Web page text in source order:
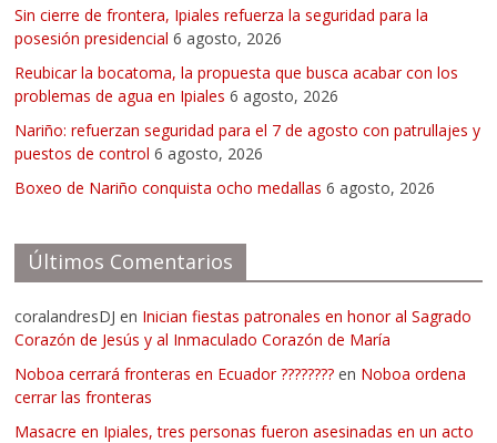
Sin cierre de frontera, Ipiales refuerza la seguridad para la
posesión presidencial 6 agosto, 2026
Reubicar la bocatoma, la propuesta que busca acabar con los
problemas de agua en Ipiales 6 agosto, 2026
Nariño: refuerzan seguridad para el 7 de agosto con patrullajes y
puestos de control 6 agosto, 2026
Boxeo de Nariño conquista ocho medallas 6 agosto, 2026
Últimos Comentarios
coralandresDJ en Inician fiestas patronales en honor al Sagrado
Corazón de Jesús y al Inmaculado Corazón de María
Noboa cerrará fronteras en Ecuador ???????? en Noboa ordena
cerrar las fronteras
Masacre en Ipiales, tres personas fueron asesinadas en un acto